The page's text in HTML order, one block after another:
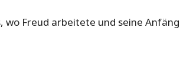
wo Freud arbeitete und seine